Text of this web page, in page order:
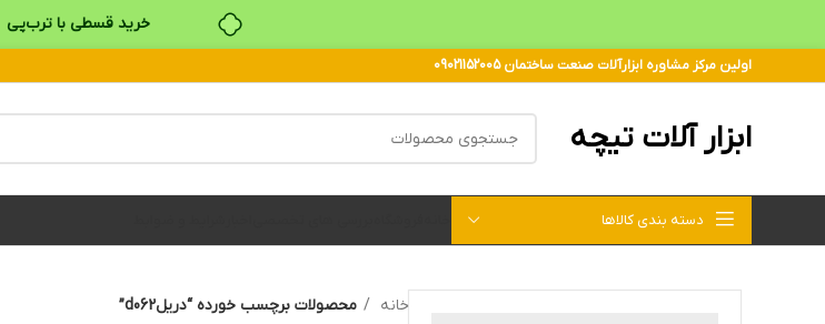
خرید قسطی با ترب‌پی
بدون ضامن، بدون سود
خرید قسطی با ترب‌پی
اولین مرکز مشاوره ابزارآلات صنعت ساختمان 09021152005
ابزار آلات تیچه
دسته بندی کالاها
خانه محصولات برچسب خورده “دریلd062”